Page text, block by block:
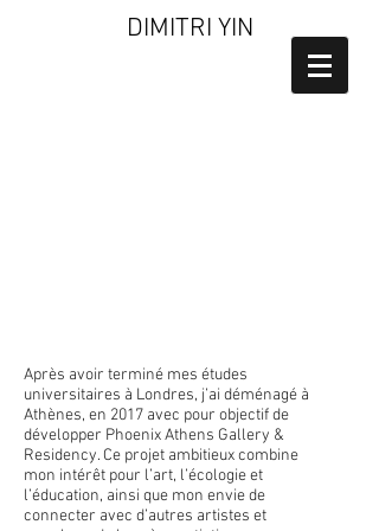
DIMITRI YIN
Après avoir terminé mes études
universitaires à Londres, j’ai déménagé à
Athènes, en 2017 avec pour objectif de
développer Phoenix Athens Gallery &
Residency. Ce projet ambitieux combine
mon intérêt pour l’art, l’écologie et
l’éducation, ainsi que mon envie de
connecter avec d’autres artistes et